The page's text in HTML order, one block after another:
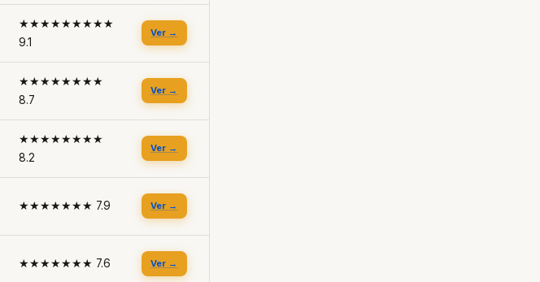
★★★★★★★★★
9.1
Ver →
★★★★★★★★
8.7
Ver →
★★★★★★★★
8.2
Ver →
★★★★★★★ 7.9 Ver →
★★★★★★★ 7.6 Ver →